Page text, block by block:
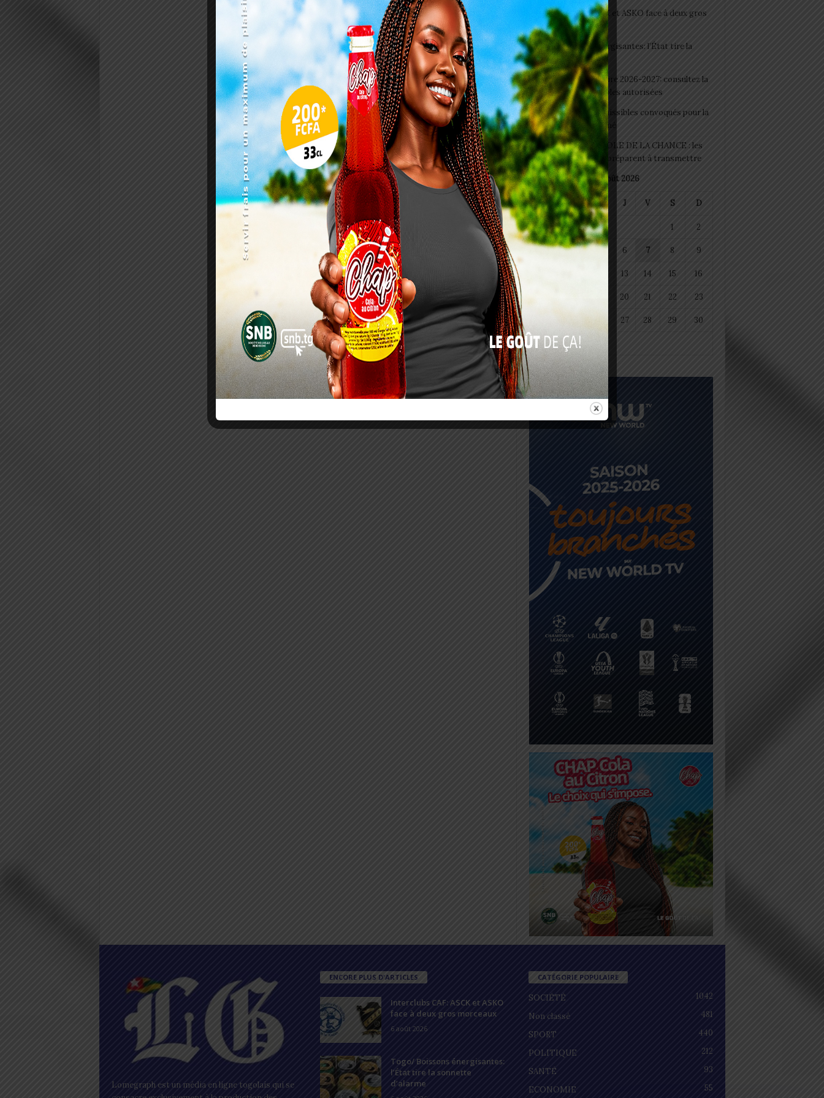
Interclubs CAF: ASCK et ASKO face à deux gros
morceaux
Togo/ Boissons énergisantes: l’État tire la
sonnette d’alarme
Togo/ Rentrée scolaire 2026-2027: consultez la
liste officielle des écoles autorisées
ESSAL 2026 : les admissibles convoqués pour la
visite médicale à Lomé
SWEDD+ Togo / ECOLE DE LA CHANCE : les
maitres-artisans se préparent à transmettre
août 2026
L M M J V S D
1 2
3 4 5 6 7 8 9
13 14 15 16
20 21 22 23
27 28 29 30
« Juil
Lomegraph est un média en ligne togolais qui se
ENCORE PLUS D'ARTICLES
Interclubs CAF: ASCK et ASKO
face à deux gros morceaux
6 août 2026
Togo/ Boissons énergisantes:
l’État tire la sonnette
d’alarme
CATÉGORIE POPULAIRE
SOCIÉTÉ
1042
Non classé
481
SPORT
440
POLITIQUE
212
SANTÉ
93
ECONOMIE
55